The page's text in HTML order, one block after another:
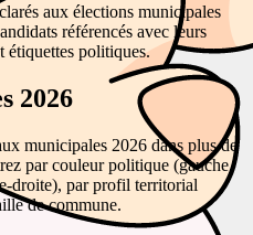
aux élections municipales
référencés avec leurs
étiquettes politiques.
2026
municipales 2026 dans plus de
par couleur politique (gauche,
droite), par profil territorial
de commune.